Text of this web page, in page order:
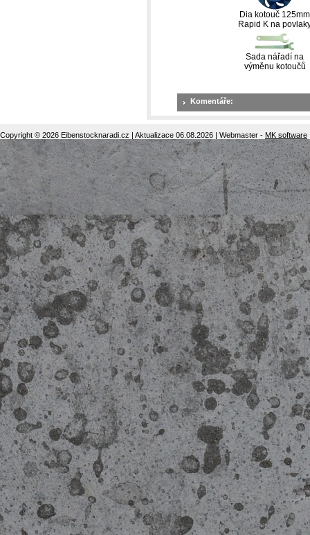
Dia kotouč 125mm
Rapid K na
Sada nářadí na
výměnu kotoučů
Komentáře:
Copyright © 2026 Eibenstocknaradi.cz | Aktualizace 06.08.2026 | Webmaster - MK software